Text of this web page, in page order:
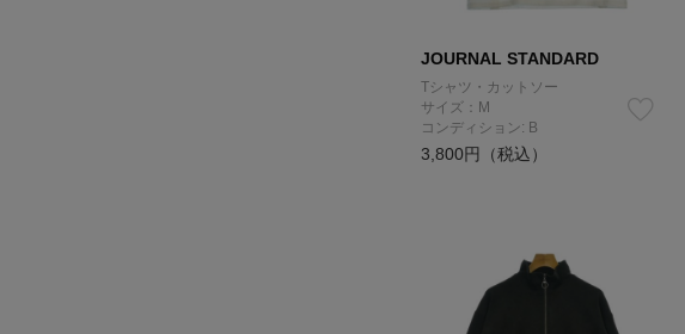
JOURNAL STANDARD
Tシャツ・カットソー
サイズ：M
コンディション: B
3,800円（税込）